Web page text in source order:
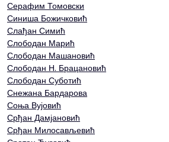
Серафим Томовски
Синиша Божичковић
Слађан Симић
Слободан Марић
Слободан Машановић
Слободан Н. Брацановић
Слободан Суботић
Снежана Бардарова
Соња Вујовић
Срђан Дамјановић
Срђан Милосављевић